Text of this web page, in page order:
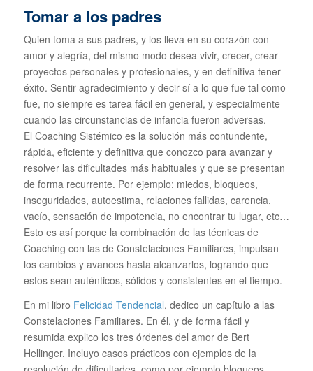
Tomar a los padres
Quien toma a sus padres, y los lleva en su corazón con
amor y alegría, del mismo modo desea vivir, crecer, crear
proyectos personales y profesionales, y en definitiva tener
éxito. Sentir agradecimiento y decir sí a lo que fue tal como
fue, no siempre es tarea fácil en general, y especialmente
cuando las circunstancias de infancia fueron adversas.
El Coaching Sistémico es la solución más contundente,
rápida, eficiente y definitiva que conozco para avanzar y
resolver las dificultades más habituales y que se presentan
de forma recurrente. Por ejemplo: miedos, bloqueos,
inseguridades, autoestima, relaciones fallidas, carencia,
vacío, sensación de impotencia, no encontrar tu lugar, etc…
Esto es así porque la combinación de las técnicas de
Coaching con las de Constelaciones Familiares, impulsan
los cambios y avances hasta alcanzarlos, logrando que
estos sean auténticos, sólidos y consistentes en el tiempo.
En mi libro Felicidad Tendencial, dedico un capítulo a las
Constelaciones Familiares. En él, y de forma fácil y
resumida explico los tres órdenes del amor de Bert
Hellinger. Incluyo casos prácticos con ejemplos de la